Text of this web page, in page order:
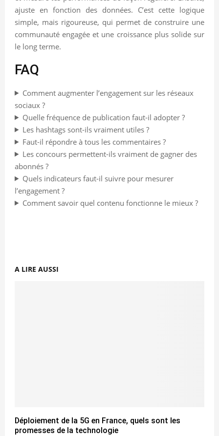
ajuste en fonction des données. C’est cette logique
simple, mais rigoureuse, qui permet de construire une
communauté engagée et une croissance plus solide sur
le long terme.
FAQ
Comment augmenter l’engagement sur les réseaux
sociaux ?
Quelle fréquence de publication faut-il adopter ?
Les hashtags sont-ils vraiment utiles ?
Faut-il répondre à tous les commentaires ?
Les concours permettent-ils vraiment de gagner des
abonnés ?
Quels indicateurs faut-il suivre pour mesurer
l’engagement ?
Comment savoir quel contenu fonctionne le mieux ?
A LIRE AUSSI
Déploiement de la 5G en France, quels sont les
promesses de la technologie